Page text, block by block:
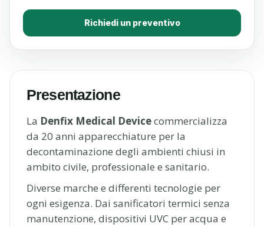
Richiedi un preventivo
Presentazione
La Denfix Medical Devicecommercializza
da 20 anni apparecchiature per la
decontaminazione degli ambienti chiusi in
ambito civile, professionale e sanitario.
Diverse marche e differenti tecnologie per
ogni esigenza. Dai sanificatori termici senza
manutenzione, dispositivi UVC per acqua e